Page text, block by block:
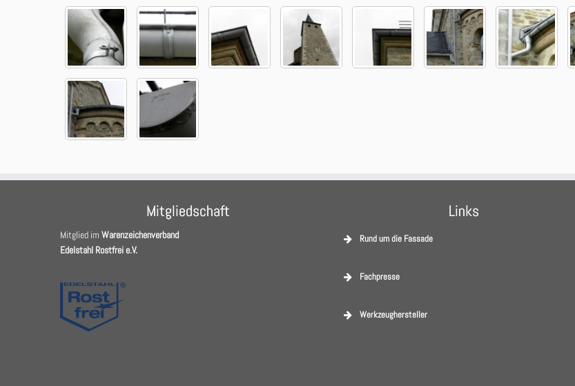
Mitgliedschaft
Mitglied im Warenzeichenverband
Edelstahl Rostfrei e.V.
Links
Rund um die Fassade
Fachpresse
Werkzeughersteller